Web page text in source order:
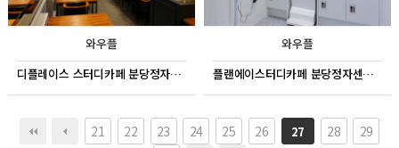
와우플
디플레이스 스터디카페 분당정자점 키오스크
와우플
플랜에이스터디카페 분당정자센터 키오스크
21 22 23 24 25 26 27 28
29